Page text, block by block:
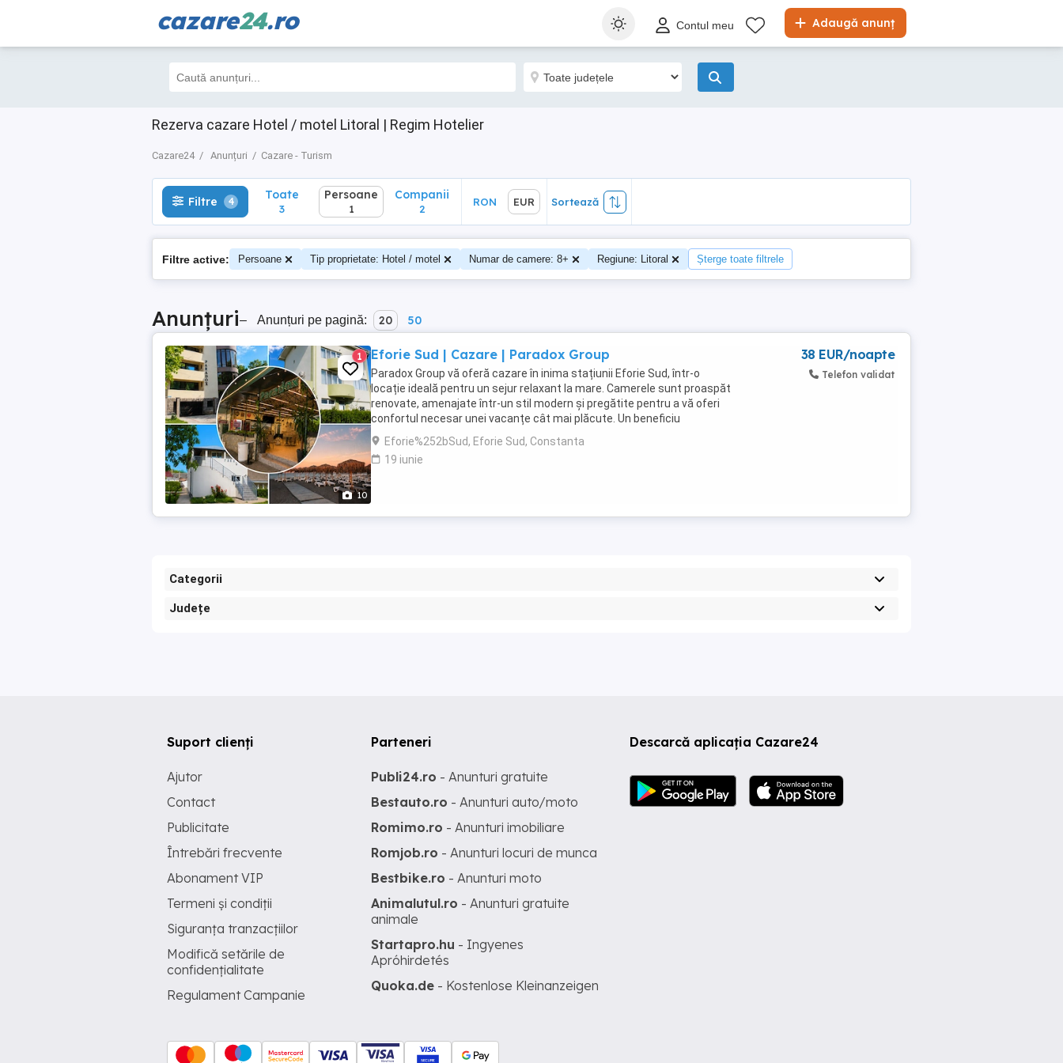
cazare24.ro Adaugă anunț
Contul meu
Rezerva cazare Hotel / motel Litoral | Regim Hotelier
Cazare24 Anunțuri Cazare - Turism
Filtre 4 Toate
3
Filtre 4 Toate
3
Persoane
1
Companii
2
RON EUR Sortează
Filtre active: Persoane Tip proprietate: Hotel / motel Numar de camere: 8+ Regiune: Litoral Șterge toate filtrele
Anunțuri– Anunțuri pe pagină: 20 50
10
1 Eforie Sud | Cazare | Paradox Group
Paradox Group vă oferă cazare în inima stațiunii Eforie Sud, într-o
locație ideală pentru un sejur relaxant la mare. Camerele sunt proaspăt
renovate, amenajate într-un stil modern și pregătite pentru a vă oferi
confortul necesar unei vacanțe cât mai plăcute. Un beneficiu
important pentru oaspeții noștri ...
Eforie%252bSud, Eforie Sud, Constanta
19 iunie
38 EUR/noapte
Telefon validat
Categorii
Județe
Descarcă aplicația Cazare24
Suport clienți
Ajutor
Contact
Publicitate
Întrebări frecvente
Abonament VIP
Termeni și condiții
Siguranța tranzacțiilor
Modifică setările de
confidențialitate
Regulament Campanie
Parteneri
Publi24.ro - Anunturi gratuite
Bestauto.ro - Anunturi auto/moto
Romimo.ro - Anunturi imobiliare
Romjob.ro - Anunturi locuri de munca
Bestbike.ro - Anunturi moto
Animalutul.ro - Anunturi gratuite
animale
Startapro.hu - Ingyenes
Apróhirdetés
Quoka.de - Kostenlose Kleinanzeigen